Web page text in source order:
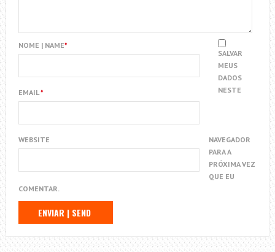
NOME | NAME*
EMAIL*
WEBSITE
SALVAR
MEUS
DADOS
NESTE
NAVEGADOR
PARA A
PRÓXIMA VEZ
QUE EU
COMENTAR.